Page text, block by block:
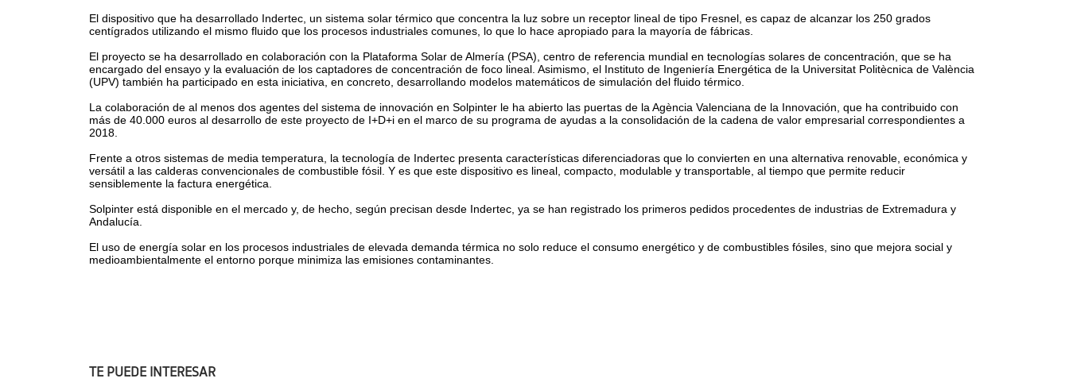
El dispositivo que ha desarrollado Indertec, un sistema solar térmico que concentra la luz sobre un receptor lineal de tipo Fresnel, es capaz de alcanzar los 250 grados
centígrados utilizando el mismo fluido que los procesos industriales comunes, lo que lo hace apropiado para la mayoría de fábricas.
El proyecto se ha desarrollado en colaboración con la Plataforma Solar de Almería (PSA), centro de referencia mundial en tecnologías solares de concentración, que se ha
encargado del ensayo y la evaluación de los captadores de concentración de foco lineal. Asimismo, el Instituto de Ingeniería Energética de la Universitat Politècnica de València
(UPV) también ha participado en esta iniciativa, en concreto, desarrollando modelos matemáticos de simulación del fluido térmico.
La colaboración de al menos dos agentes del sistema de innovación en Solpinter le ha abierto las puertas de la Agència Valenciana de la Innovación, que ha contribuido con
más de 40.000 euros al desarrollo de este proyecto de I+D+i en el marco de su programa de ayudas a la consolidación de la cadena de valor empresarial correspondientes a
2018.
Frente a otros sistemas de media temperatura, la tecnología de Indertec presenta características diferenciadoras que lo convierten en una alternativa renovable, económica y
versátil a las calderas convencionales de combustible fósil. Y es que este dispositivo es lineal, compacto, modulable y transportable, al tiempo que permite reducir
sensiblemente la factura energética.
Solpinter está disponible en el mercado y, de hecho, según precisan desde Indertec, ya se han registrado los primeros pedidos procedentes de industrias de Extremadura y
Andalucía.
El uso de energía solar en los procesos industriales de elevada demanda térmica no solo reduce el consumo energético y de combustibles fósiles, sino que mejora social y
medioambientalmente el entorno porque minimiza las emisiones contaminantes.
TE PUEDE INTERESAR